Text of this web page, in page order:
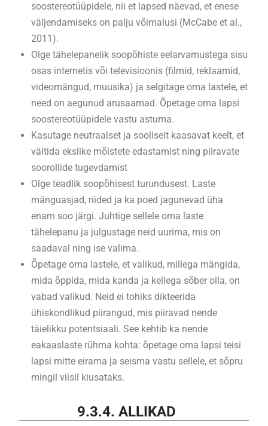
soostereotüüpidele, nii et lapsed näevad, et enese
väljendamiseks on palju võimalusi (McCabe et al.,
2011).
Olge tähelepanelik soopõhiste eelarvamustega sisu
osas internetis või televisioonis (filmid, reklaamid,
videomängud, muusika) ja selgitage oma lastele, et
need on aegunud arusaamad. Õpetage oma lapsi
soostereotüüpidele vastu astuma.
Kasutage neutraalset ja sooliselt kaasavat keelt, et
vältida ekslike mõistete edastamist ning piiravate
soorollide tugevdamist
Olge teadlik soopõhisest turundusest. Laste
mänguasjad, riided ja ka poed jagunevad üha
enam soo järgi. Juhtige sellele oma laste
tähelepanu ja julgustage neid uurima, mis on
saadaval ning ise valima.
Õpetage oma lastele, et valikud, millega mängida,
mida õppida, mida kanda ja kellega sõber olla, on
vabad valikud. Neid ei tohiks dikteerida
ühiskondlikud piirangud, mis piiravad nende
täielikku potentsiaali. See kehtib ka nende
eakaaslaste rühma kohta: õpetage oma lapsi teisi
lapsi mitte eirama ja seisma vastu sellele, et sõpru
mingil viisil kiusataks.
9.3.4. ALLIKAD